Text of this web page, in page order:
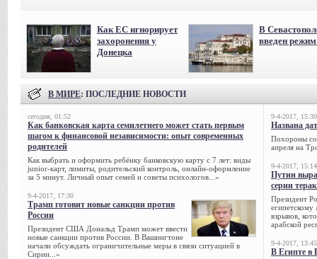
Как ЕС игнорирует
захоронения у
Донецка
В
введен
В МИРЕ: ПОСЛЕДНИЕ НОВОСТИ
сегодня, 01:52
Как банковская карта семилетнего может стать первым
шагом к финансовой независимости: опыт современных
родителей
Как выбрать и оформить ребёнку банковскую карту с 7 лет: виды
junior-карт, лимиты, родительский контроль, онлайн-оформление
за 5 минут. Личный опыт семей и советы психологов...»
9-4-2017, 17:30
Трамп готовит новые санкции против
России
Президент США Дональд Трамп может ввести
новые санкции против России. В Вашингтоне
начали обсуждать ограничительные меры в связи ситуацией в
Сирии...»
9-4-2017, 15:30
Названа
Похороны
апреля на
9-4-2017, 15:14
Путин
серии
Президент
египетскому
взрывов,
арабской
9-4-2017, 13:45
В Египте в